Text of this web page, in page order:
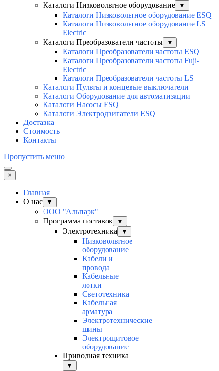
Каталоги Низковольтное оборудование
▼
Каталоги Низковольтное оборудование ESQ
Каталоги Низковольтное оборудование LS
Electric
Каталоги Преобразователи частоты
▼
Каталоги Преобразователи частоты ESQ
Каталоги Преобразователи частоты Fuji-
Electric
Каталоги Преобразователи частоты LS
Каталоги Пульты и концевые выключатели
Каталоги Оборудование для автоматизации
Каталоги Насосы ESQ
Каталоги Электродвигатели ESQ
Доставка
Стоимость
Контакты
Пропустить меню
×
Главная
О нас
▼
ООО "Альпарк"
Программа поставок
▼
Электротехника ▼
Низковольтное
оборудование
Кабели и
провода
Кабельные
лотки
Светотехника
Кабельная
арматура
Электротехнические
шины
Электрощитовое
оборудование
Приводная техника
▼